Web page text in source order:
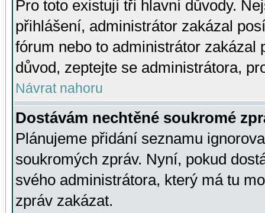
Pro toto existují tři hlavní důvody.
přihlášení, administrátor zakázal
fórum nebo to administrátor zakázal
důvod, zeptejte se administrátora,
Návrat nahoru
Dostávám nechtěné soukromé
Plánujeme přidání seznamu
soukromých zpráv. Nyní, pokud
svého administrátora, který má tu
zpráv zakázat.